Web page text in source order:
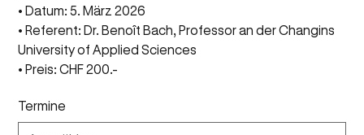
• Datum: 5. März 2026
• Referent: Dr. Benoît Bach, Professor an der Changins
University of Applied Sciences
• Preis: CHF 200.-
Termine